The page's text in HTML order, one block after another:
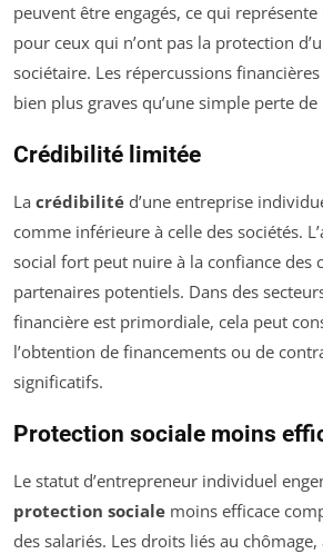
peuvent être engagés, ce qui
pour ceux qui n’ont pas la protection
sociétaire. Les répercussions
bien plus graves qu’une simple perte de
Crédibilité limitée
La crédibilité d’une entreprise
comme inférieure à celle des sociétés.
social fort peut nuire à la confiance des
partenaires potentiels. Dans des
financière est primordiale, cela peut
l’obtention de financements ou de
significatifs.
Protection sociale moins
Le statut d’entrepreneur individuel
protection sociale moins efficace
des salariés. Les droits liés au